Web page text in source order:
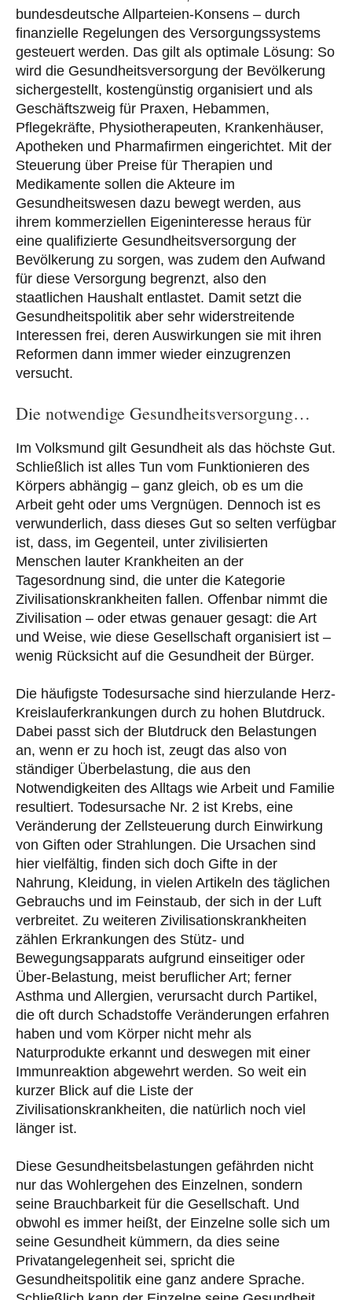
bundesdeutsche Allparteien-Konsens – durch
finanzielle Regelungen des Versorgungssystems
gesteuert werden. Das gilt als optimale Lösung: So
wird die Gesundheitsversorgung der Bevölkerung
sichergestellt, kostengünstig organisiert und als
Geschäftszweig für Praxen, Hebammen,
Pflegekräfte, Physiotherapeuten, Krankenhäuser,
Apotheken und Pharmafirmen eingerichtet. Mit der
Steuerung über Preise für Therapien und
Medikamente sollen die Akteure im
Gesundheitswesen dazu bewegt werden, aus
ihrem kommerziellen Eigeninteresse heraus für
eine qualifizierte Gesundheitsversorgung der
Bevölkerung zu sorgen, was zudem den Aufwand
für diese Versorgung begrenzt, also den
staatlichen Haushalt entlastet. Damit setzt die
Gesundheitspolitik aber sehr widerstreitende
Interessen frei, deren Auswirkungen sie mit ihren
Reformen dann immer wieder einzugrenzen
versucht.
Die notwendige Gesundheitsversorgung…
Im Volksmund gilt Gesundheit als das höchste Gut.
Schließlich ist alles Tun vom Funktionieren des
Körpers abhängig – ganz gleich, ob es um die
Arbeit geht oder ums Vergnügen. Dennoch ist es
verwunderlich, dass dieses Gut so selten verfügbar
ist, dass, im Gegenteil, unter zivilisierten
Menschen lauter Krankheiten an der
Tagesordnung sind, die unter die Kategorie
Zivilisationskrankheiten fallen. Offenbar nimmt die
Zivilisation – oder etwas genauer gesagt: die Art
und Weise, wie diese Gesellschaft organisiert ist –
wenig Rücksicht auf die Gesundheit der Bürger.
Die häufigste Todesursache sind hierzulande Herz-
Kreislauferkrankungen durch zu hohen Blutdruck.
Dabei passt sich der Blutdruck den Belastungen
an, wenn er zu hoch ist, zeugt das also von
ständiger Überbelastung, die aus den
Notwendigkeiten des Alltags wie Arbeit und Familie
resultiert. Todesursache Nr. 2 ist Krebs, eine
Veränderung der Zellsteuerung durch Einwirkung
von Giften oder Strahlungen. Die Ursachen sind
hier vielfältig, finden sich doch Gifte in der
Nahrung, Kleidung, in vielen Artikeln des täglichen
Gebrauchs und im Feinstaub, der sich in der Luft
verbreitet. Zu weiteren Zivilisationskrankheiten
zählen Erkrankungen des Stütz- und
Bewegungsapparats aufgrund einseitiger oder
Über-Belastung, meist beruflicher Art; ferner
Asthma und Allergien, verursacht durch Partikel,
die oft durch Schadstoffe Veränderungen erfahren
haben und vom Körper nicht mehr als
Naturprodukte erkannt und deswegen mit einer
Immunreaktion abgewehrt werden. So weit ein
kurzer Blick auf die Liste der
Zivilisationskrankheiten, die natürlich noch viel
länger ist.
Diese Gesundheitsbelastungen gefährden nicht
nur das Wohlergehen des Einzelnen, sondern
seine Brauchbarkeit für die Gesellschaft. Und
obwohl es immer heißt, der Einzelne solle sich um
seine Gesundheit kümmern, da dies seine
Privatangelegenheit sei, spricht die
Gesundheitspolitik eine ganz andere Sprache.